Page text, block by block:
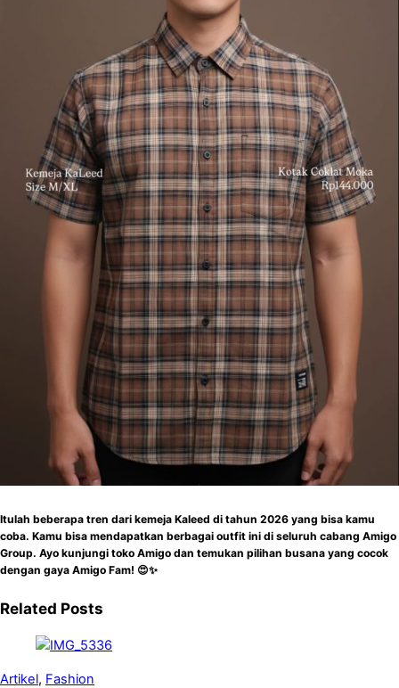
Itulah beberapa tren dari kemeja Kaleed di tahun 2026 yang bisa kamu
coba. Kamu bisa mendapatkan berbagai outfit ini di seluruh cabang Amigo
Group. Ayo kunjungi toko Amigo dan temukan pilihan busana yang cocok
dengan gaya Amigo Fam! 😍✨
Related Posts
Artikel, Fashion